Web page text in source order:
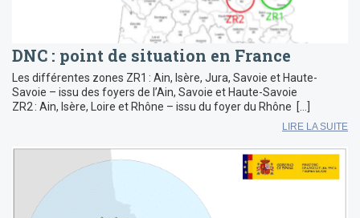
DNC : point de situation en France
Les différentes zones ZR1 : Ain, Isère, Jura, Savoie et Haute-
Savoie – issu des foyers de l’Ain, Savoie et Haute-Savoie
ZR2 : Ain, Isère, Loire et Rhône – issu du foyer du Rhône […]
LIRE LA SUITE